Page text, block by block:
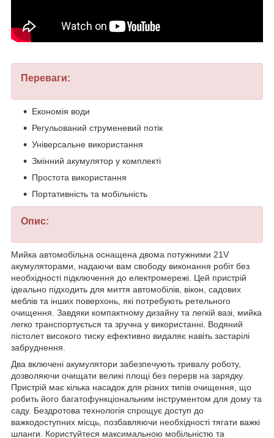
Переваги:
Економія води
Регульований струменевий потік
Універсальне використання
Змінний акумулятор у комплекті
Простота використання
Портативність та мобільність
Опис:
Мийка автомобільна оснащена двома потужними 21V
акумуляторами, надаючи вам свободу виконання робіт без
необхідності підключення до електромережі. Цей пристрій
ідеально підходить для миття автомобілів, вікон, садових
меблів та інших поверхонь, які потребують ретельного
очищення. Завдяки компактному дизайну та легкій вазі, мийка
легко транспортується та зручна у використанні. Водяний
пістолет високого тиску ефективно видаляє навіть застарілі
забруднення.
Два включені акумулятори забезпечують тривалу роботу,
дозволяючи очищати великі площі без перерв на зарядку.
Пристрій має кілька насадок для різних типів очищення, що
робить його багатофункціональним інструментом для дому та
саду. Бездротова технологія спрощує доступ до
важкодоступних місць, позбавляючи необхідності тягати важкі
шланги. Користуйтеся максимальною мобільністю та